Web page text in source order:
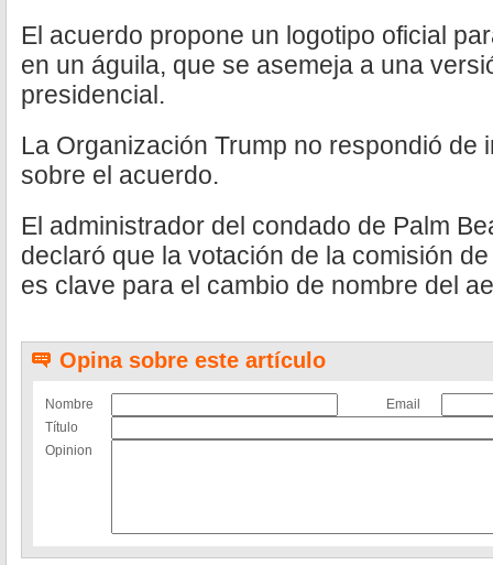
El acuerdo propone un logotipo oficial
en un águila, que se asemeja a una
presidencial.
La Organización Trump no respondió de
sobre el acuerdo.
El administrador del condado de Palm
declaró que la votación de la comisión
es clave para el cambio de nombre del
Opina sobre este artículo
Nombre
Email
Título
Opinion